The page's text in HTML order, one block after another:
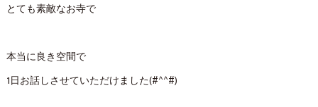
とても素敵なお寺で
本当に良き空間で
1日お話しさせていただけました(#^^#)